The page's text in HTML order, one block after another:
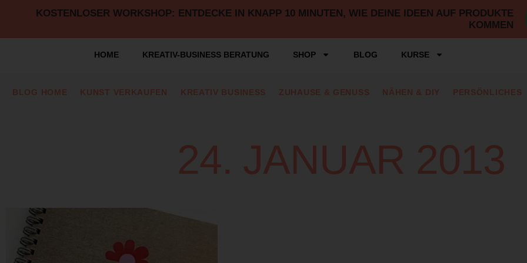
KOSTENLOSER WORKSHOP: ENTDECKE IN KNAPP 10 MINUTEN, WIE DEINE IDEEN AUF PRODUKTE
KOMMEN
HOME KREATIV-BUSINESS BERATUNG SHOP BLOG KURSE
BLOG HOME KUNST VERKAUFEN KREATIV BUSINESS ZUHAUSE & GENUSS NÄHEN & DIY PERSÖNLICHES
24. JANUAR 2013